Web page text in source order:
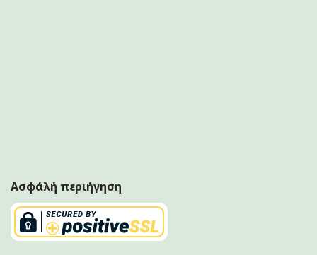
Ασφάλή περιήγηση